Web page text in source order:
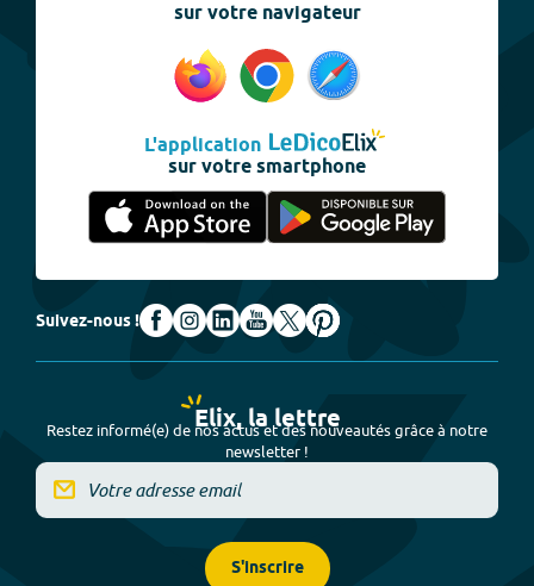
sur votre navigateur
L'application
sur votre smartphone
Suivez-nous !
Elix, la lettre
Restez informé(e) de nos actus et des nouveautés grâce à notre
newsletter !
S'inscrire